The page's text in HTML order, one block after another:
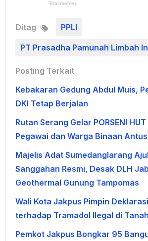
Ditag PPLI
PT Prasadha Pamunah Limbah
Posting Terkait
Kebakaran Gedung Abdul Muis,
DKI Tetap Berjalan
Rutan Serang Gelar PORSENI HUT
Pegawai dan Warga Binaan
Majelis Adat Sumedanglarang
Sanggahan Resmi, Desak DLH
Geothermal Gunung Tampomas
Wali Kota Jakpus Pimpin
terhadap Tramadol Ilegal di
Pemkot Jakpus Bongkar 95